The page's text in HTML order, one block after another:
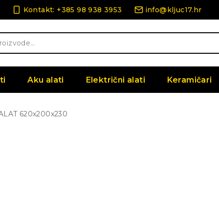
Kontakt: +385 98 938 3953 info@kljuc17.hr
Aku alati Električni alati Keramičari
620x200x230